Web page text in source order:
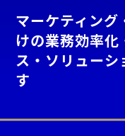
マーケティング
けの業務効率
ス・ソリュー
す